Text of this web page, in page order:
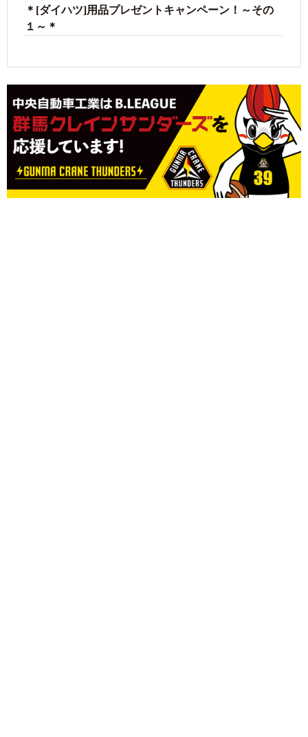
＊[ダイハツ]用品プレゼントキャンペーン！～その
１～＊